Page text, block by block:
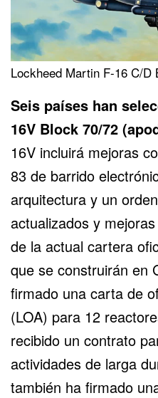
Lockheed Martin F-16 C/D
Seis países han
16V Block 70/72
16V incluirá mejoras
83 de barrido
arquitectura y un
actualizados y
de la actual cartera
que se construirán en
firmado una carta de
(LOA) para 12
recibido un contrato
actividades de larga
también ha firmado